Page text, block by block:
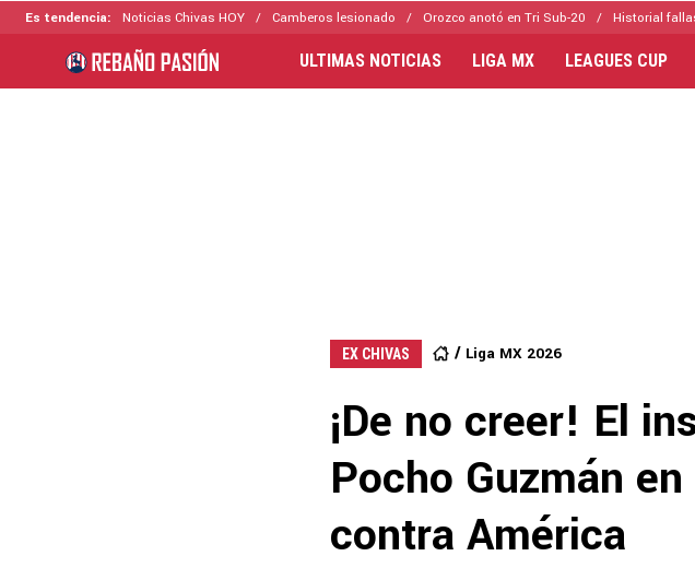
Es tendencia: Noticias Chivas HOY Camberos lesionado Orozco anotó en Tri Sub-20 Historial
ULTIMAS NOTICIAS LIGA MX LEAGUES CUP
EX CHIVAS Liga MX 2026
¡De no creer! El
Pocho Guzmán
contra América